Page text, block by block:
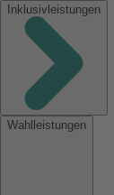
Inklusivleistungen
Wahlleistungen